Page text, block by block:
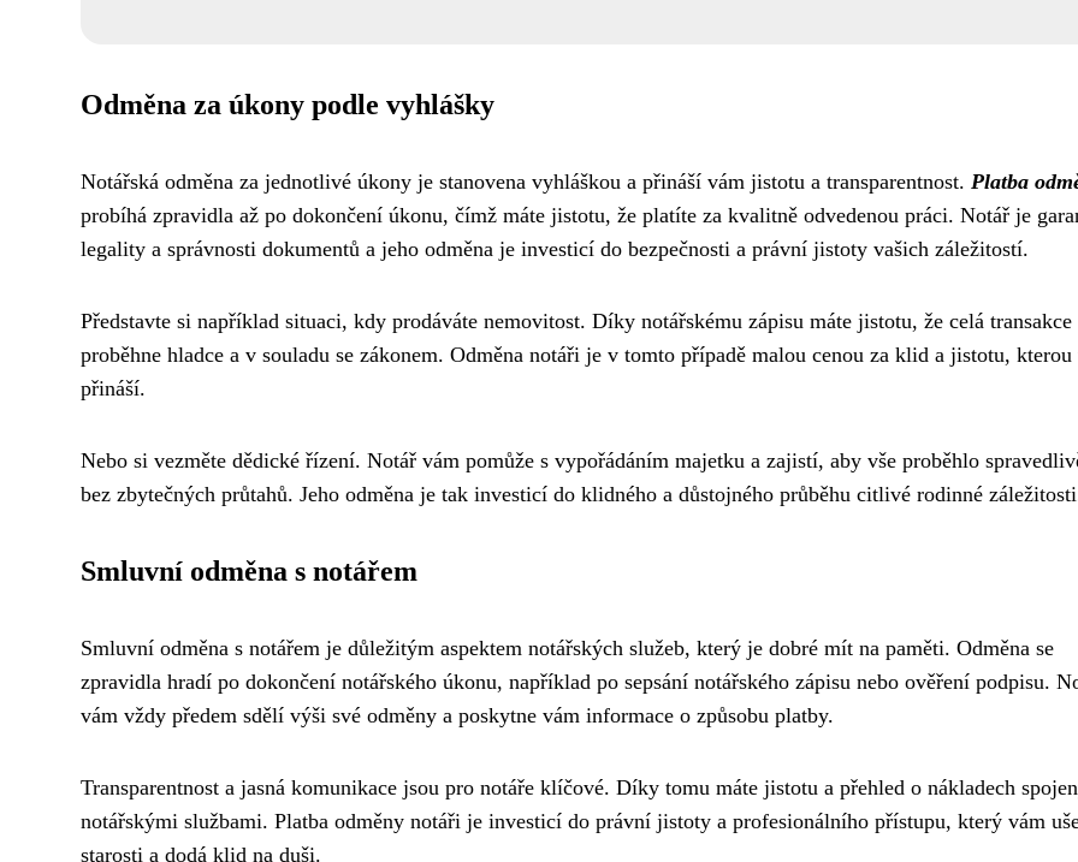
Odměna za úkony podle vyhlášky
Notářská odměna za jednotlivé úkony je stanovena vyhláškou a přináší vám jistotu a transparentnost. Platba
probíhá zpravidla až po dokončení úkonu, čímž máte jistotu, že platíte za kvalitně odvedenou práci. Notář je
legality a správnosti dokumentů a jeho odměna je investicí do bezpečnosti a právní jistoty vašich záležitostí.
Představte si například situaci, kdy prodáváte nemovitost. Díky notářskému zápisu máte jistotu, že celá transakce
proběhne hladce a v souladu se zákonem. Odměna notáři je v tomto případě malou cenou za klid a jistotu, kterou
přináší.
Nebo si vezměte dědické řízení. Notář vám pomůže s vypořádáním majetku a zajistí, aby vše proběhlo
bez zbytečných průtahů. Jeho odměna je tak investicí do klidného a důstojného průběhu citlivé rodinné
Smluvní odměna s notářem
Smluvní odměna s notářem je důležitým aspektem notářských služeb, který je dobré mít na paměti. Odměna se
zpravidla hradí po dokončení notářského úkonu, například po sepsání notářského zápisu nebo ověření podpisu.
vám vždy předem sdělí výši své odměny a poskytne vám informace o způsobu platby.
Transparentnost a jasná komunikace jsou pro notáře klíčové. Díky tomu máte jistotu a přehled o nákladech
notářskými službami. Platba odměny notáři je investicí do právní jistoty a profesionálního přístupu, který vám
starosti a dodá klid na duši.